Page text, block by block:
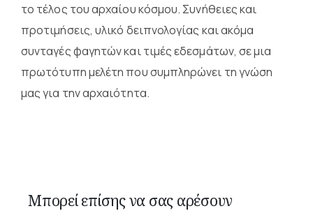
το τέλος του αρχαίου κόσμου. Συνήθειες και
προτιμήσεις, υλικό δειπνολογίας και ακόμα
συνταγές φαγητών και τιμές εδεσμάτων, σε μια
πρωτότυπη μελέτη που συμπληρώνει τη γνώση
μας για την αρχαιότητα.
Μπορεί επίσης να σας αρέσουν